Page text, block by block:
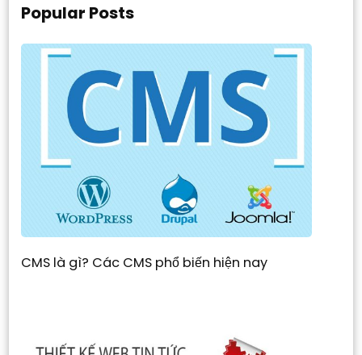
Popular Posts
CMS là gì? Các CMS phổ biến hiện nay